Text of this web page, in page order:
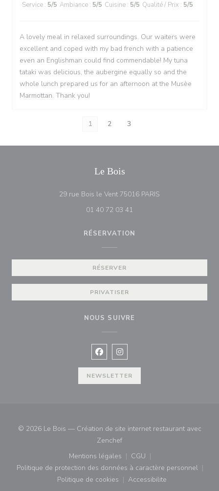
Service : 5/5 Ambiance : 5/5 Cuisine : 5/5 Qualité / Prix : 5/5
A lovely meal in relaxed surroundings. Our waiters were
excellent and coped with my bad french with a patience
even an Englishman could find commendable! My tuna
tataki was delicious, the aubergine equally so and the
whole lunch prepared us for an afternoon at the Musèe
Marmottan. Thank you!
1 2 3
Le Bois
29 rue Bois le Vent 75016 PARIS
01 40 72 03 41
RÉSERVATION
RÉSERVER
PRIVATISER
NOUS SUIVRE
Facebook ((ouvre une nouvelle
Instagram ((ouvre une
NEWSLETTER
© 2026 Le Bois — Création de site internet restaurant avec
Zenchef((ouvre une nouvelle fenêtre))
Mentions légales
((ouvre une nouvelle fenêtre))
CGU
((ouvre une nouvelle
Politique de protection des données à caractère personnel
((ouvre une nouvelle fenêtre))
Politique de cookies
((ouvre une nouvelle fenêtre))
Accessibilite
((ouvre une nouvelle